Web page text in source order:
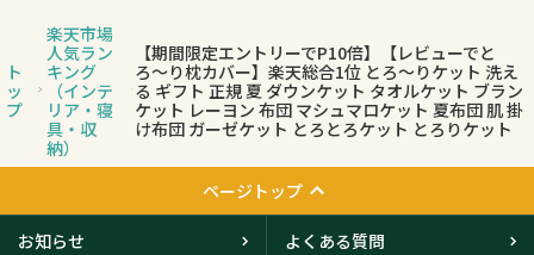
ト
ッ
プ
楽天市場
人気ラン
キング
（インテ
リア・寝
具・収
納）
【期間限定エントリーでP10倍】【レビューでと
ろ〜り枕カバー】楽天総合1位 とろ〜りケット 洗え
る ギフト 正規 夏 ダウンケット タオルケット ブラン
ケット レーヨン 布団 マシュマロケット 夏布団 肌 掛
け布団 ガーゼケット とろとろケット とろりケット
ページトップ
お知らせ よくある質問